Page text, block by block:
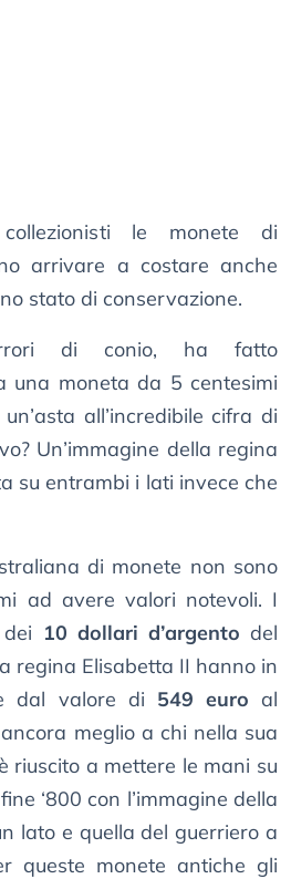
le monete di
arrivare a costare anche
stato di conservazione.
di conio, ha fatto
una moneta da 5 centesimi
all’incredibile cifra di
Un’immagine della regina
su entrambi i lati invece che
di monete non sono
ad avere valori notevoli. I
10 dollari d’argento del
regina Elisabetta II hanno in
dal valore di 549 euro al
meglio a chi nella sua
riuscito a mettere le mani su
‘800 con l’immagine della
lato e quella del guerriero a
queste monete antiche gli